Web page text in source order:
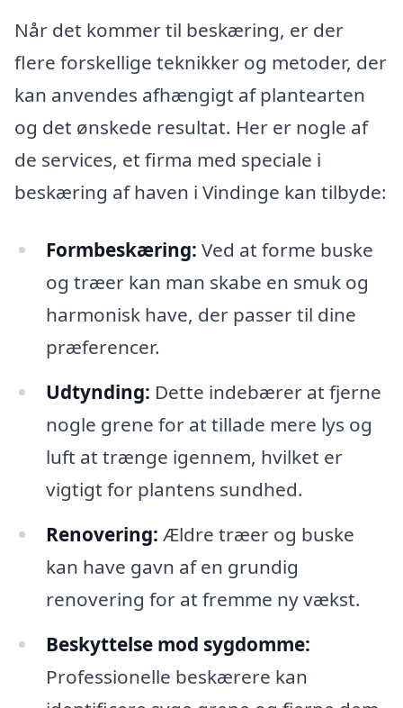
Når det kommer til beskæring, er der
flere forskellige teknikker og metoder, der
kan anvendes afhængigt af plantearten
og det ønskede resultat. Her er nogle af
de services, et firma med speciale i
beskæring af haven i Vindinge kan tilbyde:
Formbeskæring: Ved at forme buske
og træer kan man skabe en smuk og
harmonisk have, der passer til dine
præferencer.
Udtynding: Dette indebærer at fjerne
nogle grene for at tillade mere lys og
luft at trænge igennem, hvilket er
vigtigt for plantens sundhed.
Renovering: Ældre træer og buske
kan have gavn af en grundig
renovering for at fremme ny vækst.
Beskyttelse mod sygdomme:
Professionelle beskærere kan